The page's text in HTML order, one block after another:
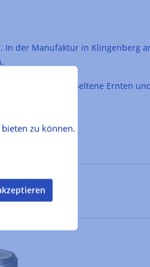
der Manufaktur in Klingenberg
Sorten. Seltene Ernten
zu können.